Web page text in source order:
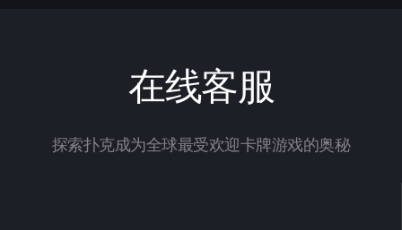
在线客服
探索扑克成为全球最受欢迎卡牌游戏的奥秘